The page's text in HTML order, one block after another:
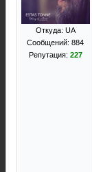
Откуда: UA
Сообщений: 884
Репутация: 227